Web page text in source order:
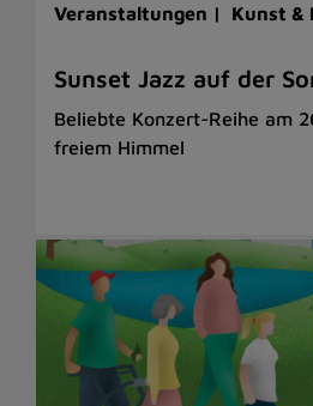
Veranstaltungen | Kunst &
Sunset Jazz auf der
Beliebte Konzert-Reihe am
freiem Himmel